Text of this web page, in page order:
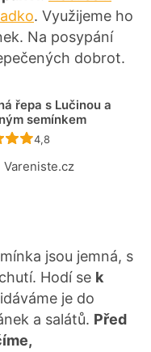
. Využijeme ho
Na posypání
dobrot.
řepa s Lučinou a
semínkem
Recept ještě nebyl
4,8
Vareniste.cz
jsou jemná, s
Hodí se k
je do
a salátů. Před